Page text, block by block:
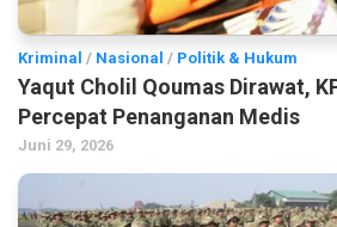
Kriminal / Nasional / Politik & Hukum
Yaqut Cholil Qoumas Dirawat,
Percepat Penanganan Medis
Juni 29, 2026